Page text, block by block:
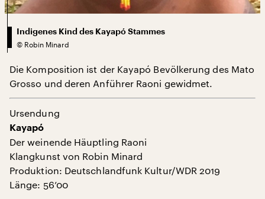
Indigenes Kind des Kayapó Stammes
© Robin Minard
Die Komposition ist der Kayapó Bevölkerung des Mato
Grosso und deren Anführer Raoni gewidmet.
Ursendung
Kayapó
Der weinende Häuptling Raoni
Klangkunst von Robin Minard
Produktion: Deutschlandfunk Kultur/WDR 2019
Länge: 56’00